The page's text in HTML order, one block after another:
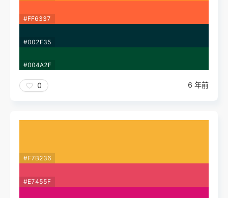
#FF6337
#002F35
#004A2F
0 6 年前
#F7B236
#E7455F